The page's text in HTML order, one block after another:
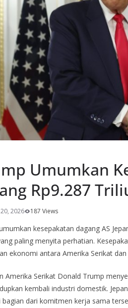
Umumkan
Rp9.287
2026 187 Views
kesepakatan dagang AS
paling menyita perhatian.
ekonomi antara Amerika Serikat
Amerika Serikat Donald Trump
kembali industri domestik.
bagian dari komitmen kerja sama